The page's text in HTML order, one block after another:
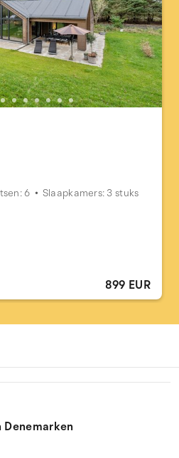
6 Slaapkamers: 3 stuks
899 EUR